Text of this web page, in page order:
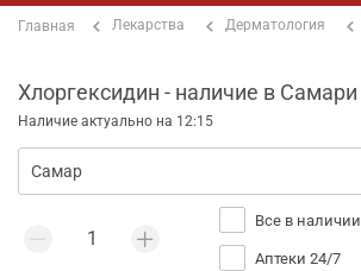
Главная Лекарства Дерматология
Хлоргексидин - наличие в Самари
Наличие актуально на 12:15
Все в наличии
Аптеки 24/7